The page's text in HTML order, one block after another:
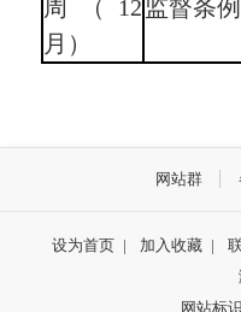
周（12
月）
监督条
网站群
设为首页 | 加入收藏 |
网站标